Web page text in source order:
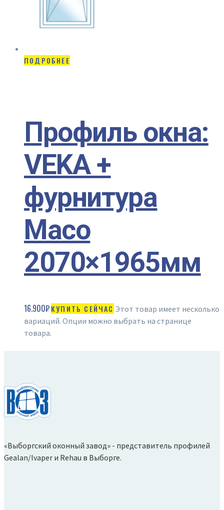
ПОДРОБНЕЕ
Профиль окна:
VEKA +
фурнитура
Maco
2070×1965мм
16.900₽КУПИТЬ СЕЙЧАС Этот товар имеет несколько
вариаций. Опции можно выбрать на странице
товара.
«Выборгский оконный завод» - представитель профилей
Gealan/Ivaper и Rehau в Выборге.